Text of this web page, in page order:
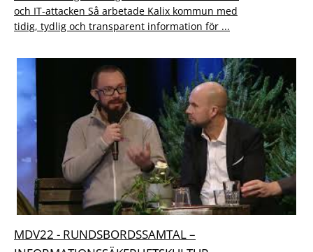
och IT-attacken Så arbetade Kalix kommun med
tidig, tydlig och transparent information för ...
MDV22 - RUNDSBORDSSAMTAL –